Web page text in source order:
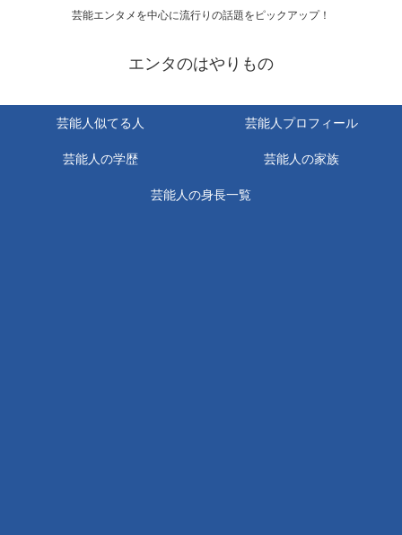
芸能エンタメを中心に流行りの話題をピックアップ！
エンタのはやりもの
芸能人似てる人 芸能人プロフィール
芸能人の学歴 芸能人の家族
芸能人の身長一覧